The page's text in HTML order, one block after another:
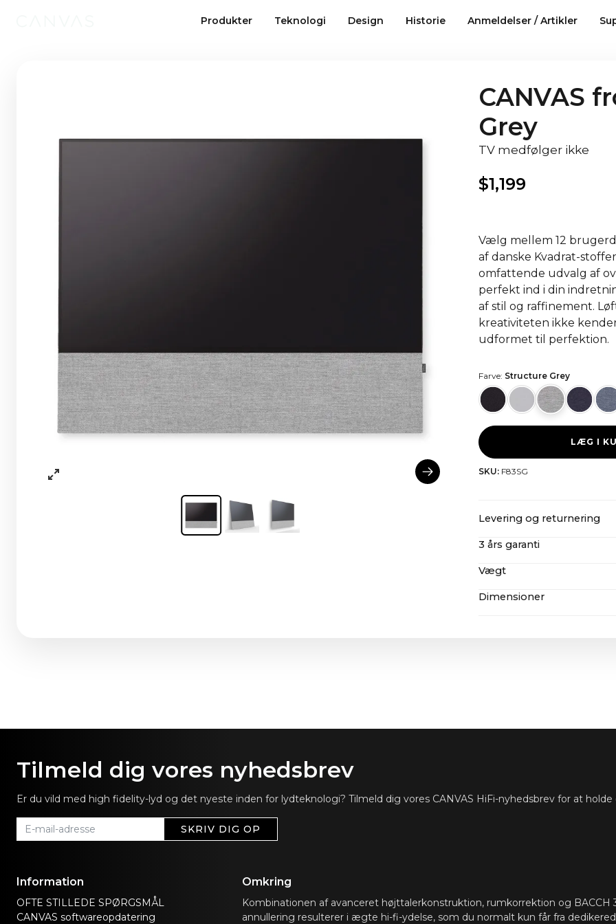
Produkter Teknologi Design Historie Anmeldelser / Artikler
CANVAS
Grey
TV medfølger ikke
$1,199
Vælg mellem 12
af danske Kvadrat-
omfattende udvalg af
perfekt ind i din
af stil og raffinement.
kreativiteten ikke
udformet til perfektion.
Farve: Structure Grey
LÆG I
SKU: F83SG
Levering og returnering
CANVAS tilbyder gratis
læse mere om vores
3 års garanti
Selv efter vores udvidede
ikke kun fremtidige
Vægt
83" Stof: 3,7 kg
Dimensioner
Tilmeld dig vores nyhedsbrev
Er du vild med high fidelity-lyd og det nyeste inden for lydteknologi? Tilmeld dig vores CANVAS HiFi-nyhedsbrev for at
SKRIV DIG OP
Information
OFTE STILLEDE SPØRGSMÅL
CANVAS softwareopdatering
Omkring
Kombinationen af avanceret højttalerkonstruktion, rumkorrektion og BACCH
annullering resulterer i ægte hi-fi-ydelse, som du normalt kun får fra